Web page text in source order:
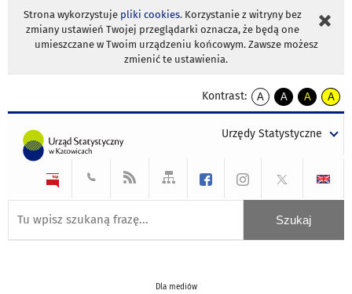
Strona wykorzystuje pliki cookies. Korzystanie z witryny bez
zmiany ustawień Twojej przeglądarki oznacza, że będą one
umieszczane w Twoim urządzeniu końcowym. Zawsze możesz
zmienić te ustawienia.
Kontrast:
A
kontrast
A
kontrast
tekst
czarnym
A
kontrast
tekst
czarnym
A
tekst
żółtym
Urzędy Statystyczne
Dla mediów